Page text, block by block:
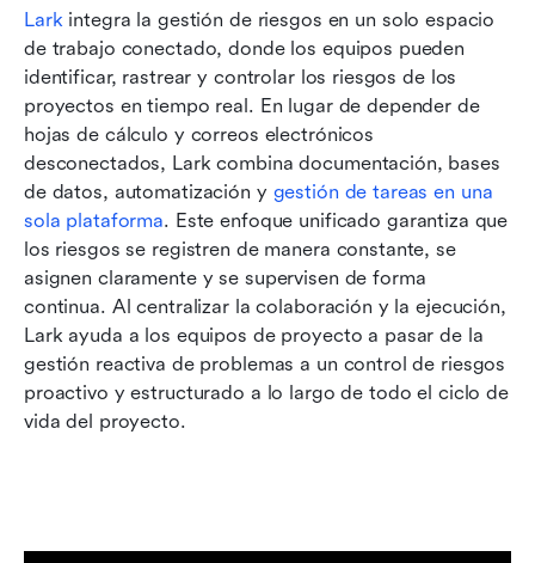
Lark integra la gestión de riesgos en un solo espacio
de trabajo conectado, donde los equipos pueden
identificar, rastrear y controlar los riesgos de los
proyectos en tiempo real. En lugar de depender de
hojas de cálculo y correos electrónicos
desconectados, Lark combina documentación, bases
de datos, automatización y gestión de tareas en una
sola plataforma. Este enfoque unificado garantiza que
los riesgos se registren de manera constante, se
asignen claramente y se supervisen de forma
continua. Al centralizar la colaboración y la ejecución,
Lark ayuda a los equipos de proyecto a pasar de la
gestión reactiva de problemas a un control de riesgos
proactivo y estructurado a lo largo de todo el ciclo de
vida del proyecto.